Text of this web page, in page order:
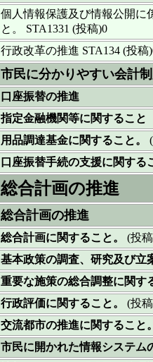
個人情報保護及び情報公開に
と。 STA1331 (投稿)0
行政改革の推進 STA134 (投稿
市民に分かりやすい会計
口座振替の推進
指定金融機関等に関すること
用品調達基金に関すること。
口座振替手続の支援に関する
総合計画の推進
総合計画の推進
総合計画に関すること。 (投
基本政策の調査、研究及び立
重要な施策の総合調整に関す
行政評価に関すること。 (投
交流都市の推進に関すること
市民に開かれた情報システム